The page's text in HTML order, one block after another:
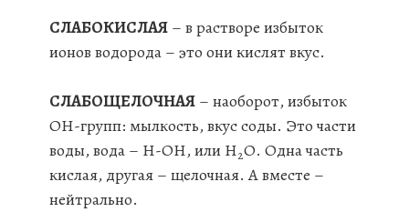
СЛАБОКИСЛАЯ – в растворе избыток
ионов водорода – это они кислят вкус.
СЛАБОЩЕЛОЧНАЯ – наоборот, избыток
ОН-групп: мылкость, вкус соды. Это части
воды, вода – Н-ОН, или Н2О. Одна часть
кислая, другая – щелочная. А вместе –
нейтрально.